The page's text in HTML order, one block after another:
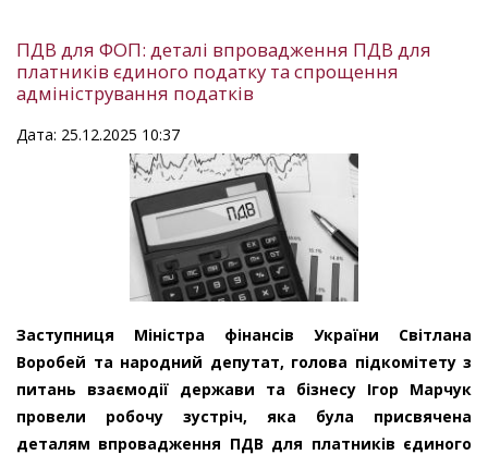
ПДВ для ФОП: деталі впровадження ПДВ для
платників єдиного податку та спрощення
адміністрування податків
Дата: 25.12.2025 10:37
Заступниця Міністра фінансів України Світлана
Воробей та народний депутат, голова підкомітету з
питань взаємодії держави та бізнесу Ігор Марчук
провели робочу зустріч, яка була присвячена
деталям впровадження ПДВ для платників єдиного